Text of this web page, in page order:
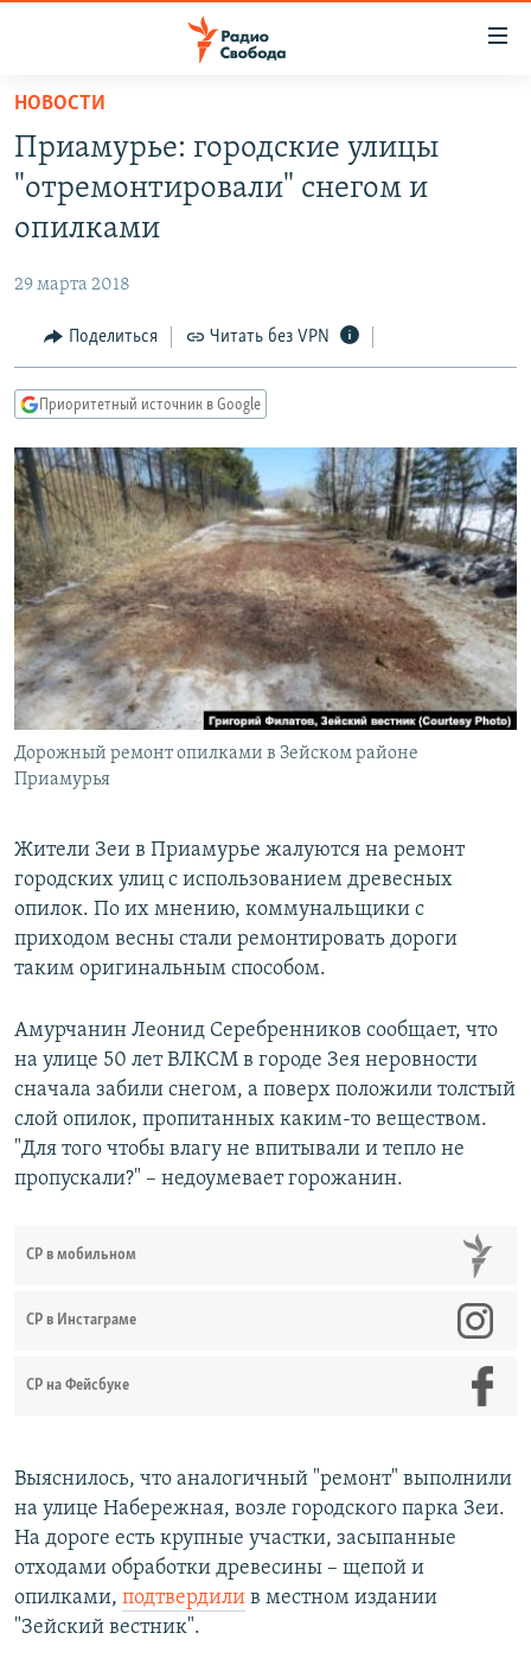
упрощенного
доступа
Вернуться
основному
Вернутся
Вернутся
поиску
ПОДКАСТЫ
АВТОРСКИЕ ПРОЕКТЫ
МНЕНИЯ
КУЛЬТУРА
КАВКАЗ.РЕАЛИИ
СЕВЕР.РЕАЛИИ
СИБИРЬ.РЕАЛИИ
РАСПИСАНИЕ ВЕЩАНИЯ
ПОДПИШИТЕСЬ НА РАССЫЛКУ
СОЦИАЛЬНЫЕ СЕТИ
НОВОСТИ
Приамурье: городские улицы
"отремонтировали" снегом и
опилками
29 марта 2018
Поделиться Читать без VPN
Приоритетный источник в Google
Дорожный ремонт опилками в Зейском районе
Приамурья
Жители Зеи в Приамурье жалуются на ремонт
городских улиц с использованием древесных
опилок. По их мнению, коммунальщики с
приходом весны стали ремонтировать дороги
таким оригинальным способом.
Амурчанин Леонид Серебренников сообщает, что
на улице 50 лет ВЛКСМ в городе Зея неровности
сначала забили снегом, а поверх положили толстый
слой опилок, пропитанных каким-то веществом.
"Для того чтобы влагу не впитывали и тепло не
пропускали?" – недоумевает горожанин.
СР в мобильном
СР в Инстаграме
СР на Фейсбуке
Выяснилось, что аналогичный "ремонт" выполнили
на улице Набережная, возле городского парка Зеи.
На дороге есть крупные участки, засыпанные
отходами обработки древесины – щепой и
опилками, подтвердили в местном издании
"Зейский вестник".